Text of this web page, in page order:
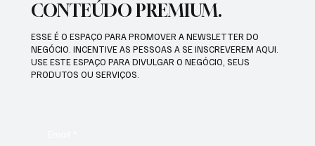
CONTEÚDO PREMIUM.
ESSE É O ESPAÇO PARA PROMOVER A NEWSLETTER DO
NEGÓCIO. INCENTIVE AS PESSOAS A SE INSCREVEREM AQUI.
USE ESTE ESPAÇO PARA DIVULGAR O NEGÓCIO, SEUS
PRODUTOS OU SERVIÇOS.